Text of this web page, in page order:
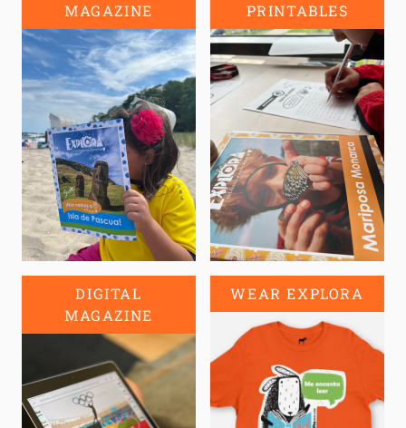
MAGAZINE
PRINTABLES
DIGITAL
MAGAZINE
WEAR EXPLORA